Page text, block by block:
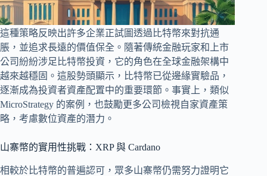
這種策略反映出許多企業正試圖透過比特幣來對抗通
脹，並追求長遠的價值保全。隨著傳統金融玩家和上市
公司紛紛涉足比特幣投資，它的角色在全球金融架構中
越來越穩固。這股勢頭顯示，比特幣已從邊緣實驗品，
逐漸成為投資者資產配置中的重要環節。事實上，類似
MicroStrategy 的案例，也鼓勵更多公司檢視自家資產策
略，考慮數位資產的潛力。
山寨幣的實用性挑戰：XRP 與 Cardano
相較於比特幣的普遍認可，眾多山寨幣仍需努力證明它